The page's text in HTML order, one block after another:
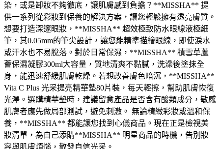
染，或是卸妝不夠徹底，讓肌膚感到負擔？**MISSHA** 提
供一系列從彩妝到保養的解決方案，讓您輕鬆擁有透亮膚質。
想要打造深邃眼妝，**MISSHA** 超效極致防水眼線液極細
筆，其0.05mm的筆尖設計，讓您能精準描繪眼線，即使淚水
或汗水也不易脫落。對於日常保濕，**MISSHA** 積雪草蘆
薈保濕凝膠300ml大容量，質地清爽不黏膩，洗澡後塗抹全
身，能迅速舒緩肌膚乾燥。若想改善膚色暗沉，**MISSHA**
Vita C Plus 光采提亮精華墊80片裝，每天輕擦，幫助肌膚恢復
光澤。選購精華墊時，建議留意產品是否含有酸類成分，敏感
肌膚者應先做局部測試，避免刺激。 無論精緻彩妝或溫和保
養，**MISSHA** 都能讓您找到心儀商品。現在正是檢視美
妝清單，為自己添購**MISSHA** 明星商品的時機，告別妝
容與肌膚煩惱，散發自信光采。